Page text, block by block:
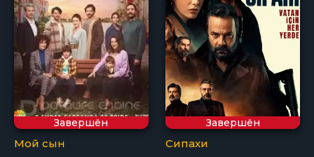
Завершён
Мой сын
Завершён
Сипахи